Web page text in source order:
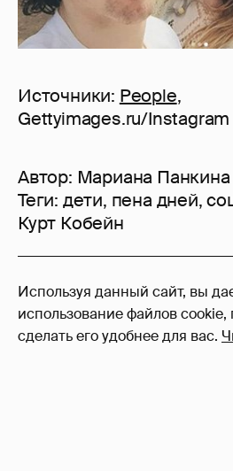
Используя данный сайт, вы
использование файлов
сделать его удобнее для вас.
Источники: People,
Gettyimages.ru/Instagram
Автор: Мариана Панкина
Теги: дети, пена дней,
Курт Кобейн
95
Войдите в аккаунт,
оставлять комментарии